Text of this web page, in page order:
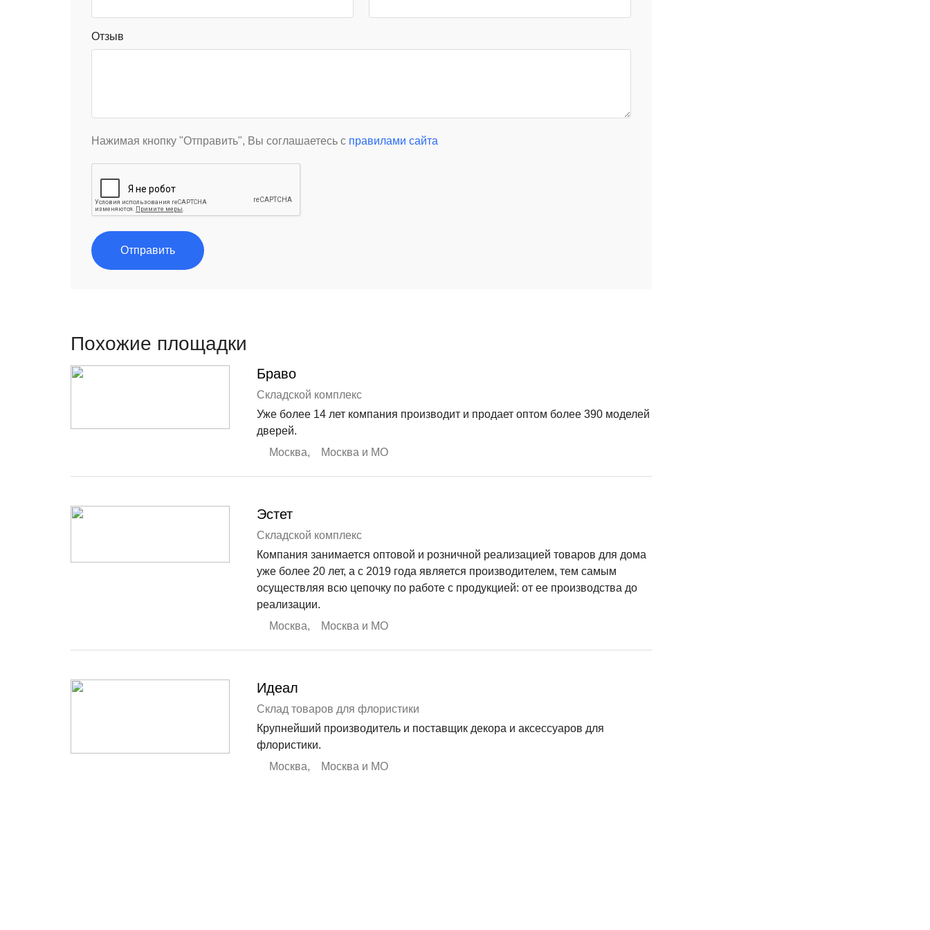
Отзыв
Нажимая кнопку "Отправить", Вы соглашаетесь с правилами сайта
Отправить
Похожие площадки
Браво
Складской комплекс
Уже более 14 лет компания производит и продает оптом более 390 моделей
дверей.
Москва, Москва и МО
Эстет
Складской комплекс
Компания занимается оптовой и розничной реализацией товаров для дома
уже более 20 лет, а с 2019 года является производителем, тем самым
осуществляя всю цепочку по работе с продукцией: от ее производства до
реализации.
Москва, Москва и МО
Идеал
Склад товаров для флористики
Крупнейший производитель и поставщик декора и аксессуаров для
флористики.
Москва, Москва и МО